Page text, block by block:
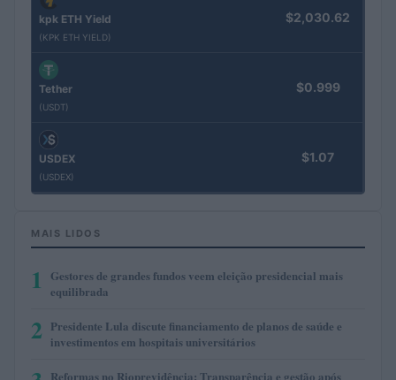
kpk ETH Yield
(KPK ETH YIELD)
$2,030.62
Tether
(USDT)
$0.999
USDEX
(USDEX)
$1.07
MAIS LIDOS
1
Gestores de grandes fundos veem eleição presidencial mais
equilibrada
2 Presidente Lula discute financiamento de planos de saúde e
investimentos em hospitais universitários
Reformas no Rioprevidência: Transparência e gestão após